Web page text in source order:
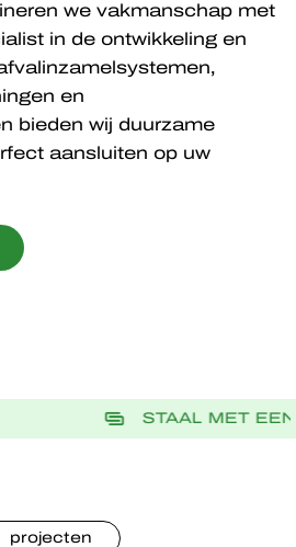
we vakmanschap met
in de ontwikkeling en
en
bieden wij duurzame
aansluiten op uw
VERHAAL
projecten